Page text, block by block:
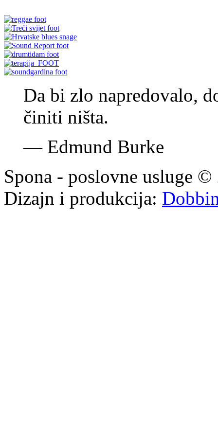
Zvonimir Varga
Da bi zlo napredovalo,
činiti ništa.
—Edmund Burke